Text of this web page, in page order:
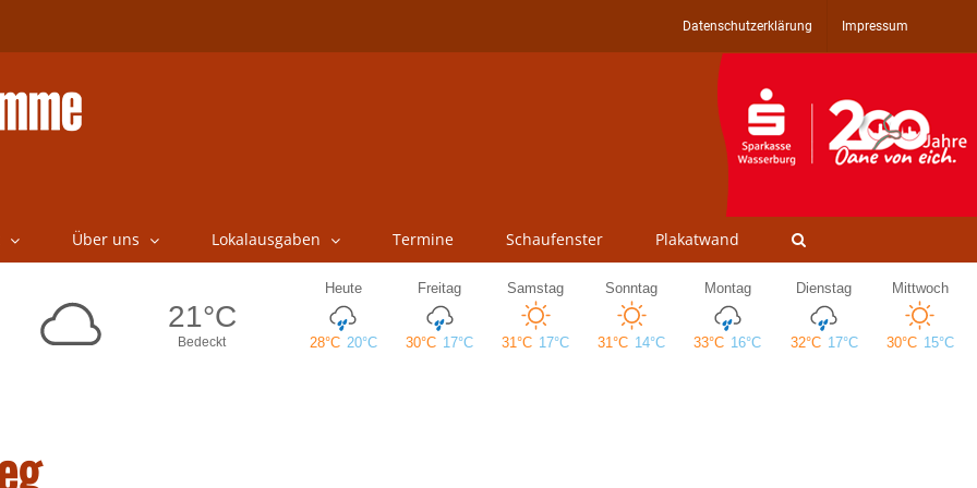
Datenschutzerklärung Impressum
Über uns Lokalausgaben Termine Schaufenster Plakatwand